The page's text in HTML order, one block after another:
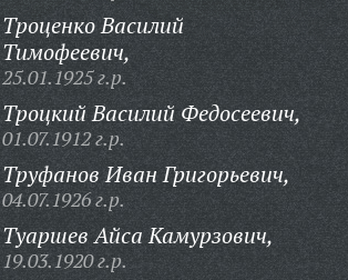
Троценко Василий
Тимофеевич,
25.01.1925 г.р.
Троцкий Василий Федосеевич,
01.07.1912 г.р.
Труфанов Иван Григорьевич,
04.07.1926 г.р.
Туаршев Айса Камурзович,
19.03.1920 г.р.